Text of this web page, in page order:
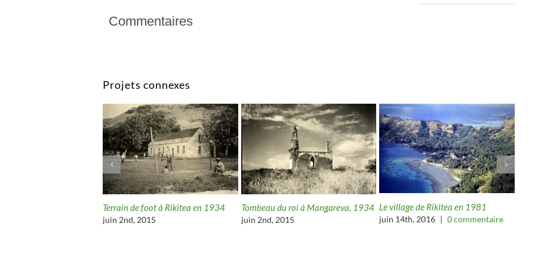
Commentaires
Projets connexes
Terrain de foot à Rikitea en 1934
juin 2nd, 2015
Tombeau du roi à Mangareva, 1934
juin 2nd, 2015
Le village de Rikitea en 1981
juin 14th, 2016 | 0 commentaire